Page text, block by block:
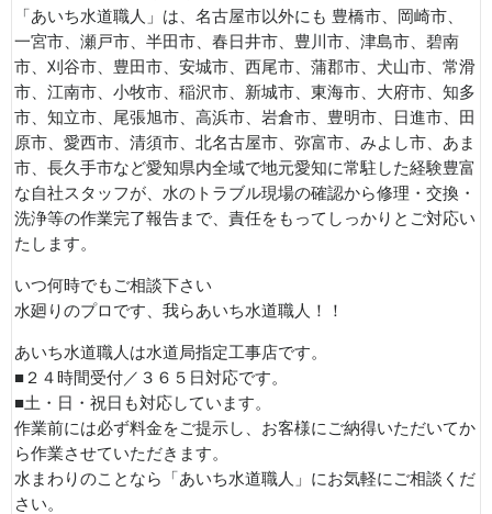
「あいち水道職人」は、名古屋市以外にも 豊橋市、岡崎市、
一宮市、瀬戸市、半田市、春日井市、豊川市、津島市、碧南
市、刈谷市、豊田市、安城市、西尾市、蒲郡市、犬山市、常滑
市、江南市、小牧市、稲沢市、新城市、東海市、大府市、知多
市、知立市、尾張旭市、高浜市、岩倉市、豊明市、日進市、田
原市、愛西市、清須市、北名古屋市、弥富市、みよし市、あま
市、長久手市など愛知県内全域で地元愛知に常駐した経験豊富
な自社スタッフが、水のトラブル現場の確認から修理・交換・
洗浄等の作業完了報告まで、責任をもってしっかりとご対応い
たします。
いつ何時でもご相談下さい
水廻りのプロです、我らあいち水道職人！！
あいち水道職人は水道局指定工事店です。
■２４時間受付／３６５日対応です。
■土・日・祝日も対応しています。
作業前には必ず料金をご提示し、お客様にご納得いただいてか
ら作業させていただきます。
水まわりのことなら「あいち水道職人」にお気軽にご相談くだ
さい。